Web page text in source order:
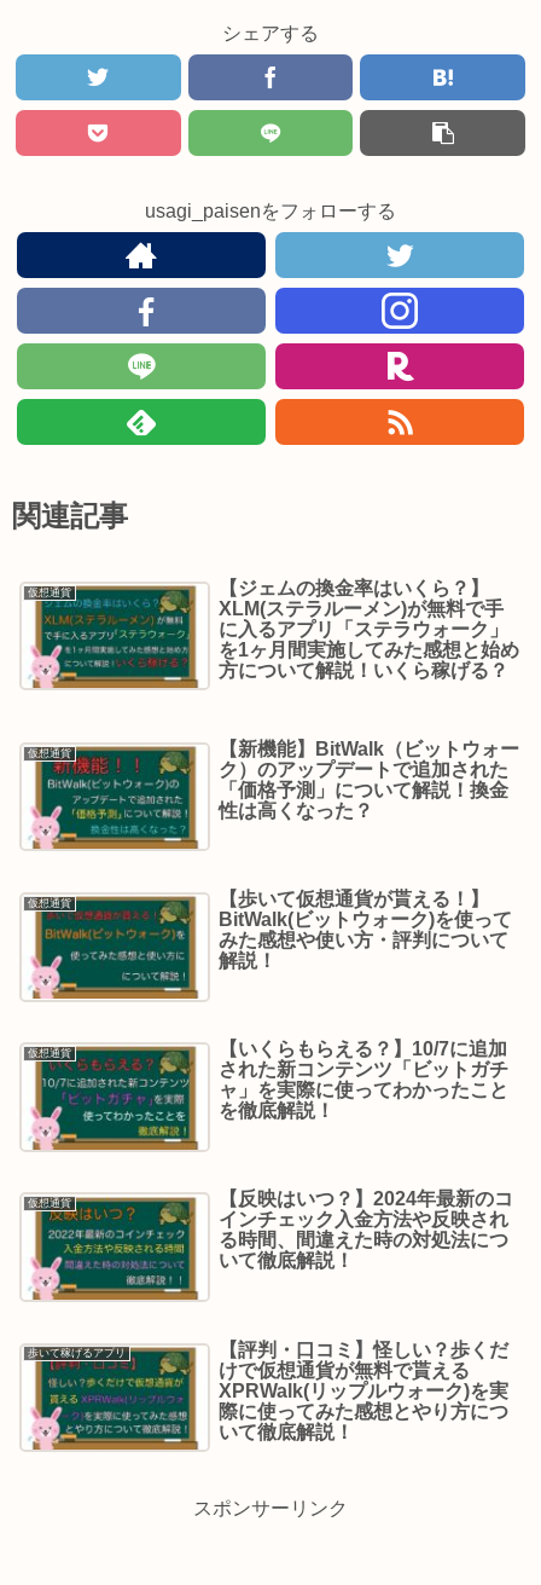
シェアする
usagi_paisenをフォローする
関連記事
仮想通貨
【ジェムの換金率はいくら？】
XLM(ステラルーメン)が無料で手
に入るアプリ「ステラウォーク」
を1ヶ月間実施してみた感想と始め
方について解説！いくら稼げる？
仮想通貨
【新機能】BitWalk（ビットウォー
ク）のアップデートで追加された
「価格予測」について解説！換金
性は高くなった？
仮想通貨
【歩いて仮想通貨が貰える！】
BitWalk(ビットウォーク)を使って
みた感想や使い方・評判について
解説！
仮想通貨
【いくらもらえる？】10/7に追加
された新コンテンツ「ビットガチ
ャ」を実際に使ってわかったこと
を徹底解説！
仮想通貨
【反映はいつ？】2024年最新のコ
インチェック入金方法や反映され
る時間、間違えた時の対処法につ
いて徹底解説！
歩いて稼げるアプリ
【評判・口コミ】怪しい？歩くだ
けで仮想通貨が無料で貰える
XPRWalk(リップルウォーク)を実
際に使ってみた感想とやり方につ
いて徹底解説！
スポンサーリンク